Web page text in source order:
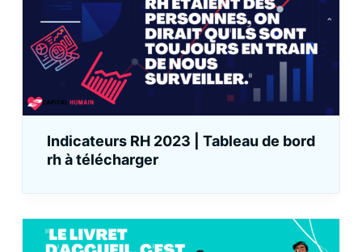
Indicateurs RH 2023 | Tableau de bord
rh à télécharger